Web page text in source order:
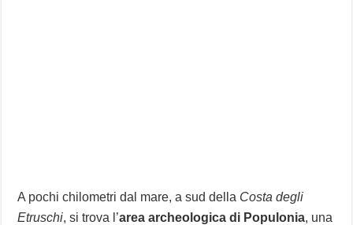
A pochi chilometri dal mare, a sud della Costa degli
Etruschi, si trova l’area archeologica di Populonia, una